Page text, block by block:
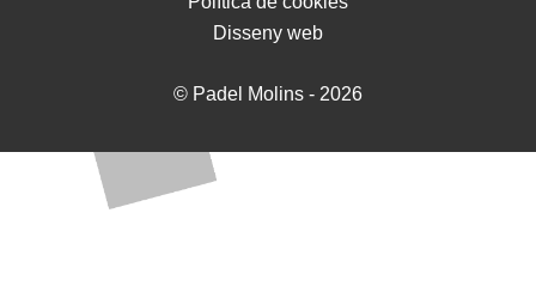
Disseny web
© Padel Molins - 2026